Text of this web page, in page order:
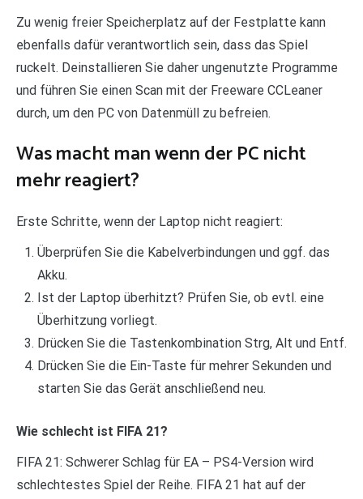
Zu wenig freier Speicherplatz auf der Festplatte kann
ebenfalls dafür verantwortlich sein, dass das Spiel
ruckelt. Deinstallieren Sie daher ungenutzte Programme
und führen Sie einen Scan mit der Freeware CCLeaner
durch, um den PC von Datenmüll zu befreien.
Was macht man wenn der PC nicht
mehr reagiert?
Erste Schritte, wenn der Laptop nicht reagiert:
Überprüfen Sie die Kabelverbindungen und ggf. das
Akku.
Ist der Laptop überhitzt? Prüfen Sie, ob evtl. eine
Überhitzung vorliegt.
Drücken Sie die Tastenkombination Strg, Alt und Entf.
Drücken Sie die Ein-Taste für mehrer Sekunden und
starten Sie das Gerät anschließend neu.
Wie schlecht ist FIFA 21?
FIFA 21: Schwerer Schlag für EA – PS4-Version wird
schlechtestes Spiel der Reihe. FIFA 21 hat auf der